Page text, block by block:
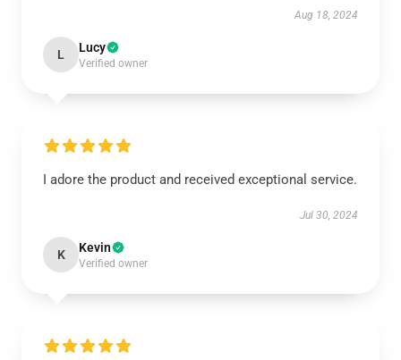
Aug 18, 2024
L Lucy
Verified owner
I adore the product and received exceptional service.
Jul 30, 2024
K Kevin
Verified owner